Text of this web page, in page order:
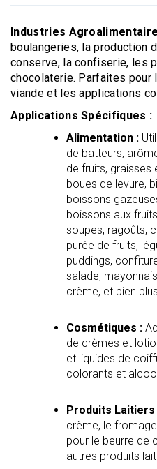
Industries
boulangeries, la production
conserve, la confiserie, les
chocolaterie. Parfaites pour
viande et les applications
Applications Spécifiques :
Alimentation :
de batteurs,
de fruits, graisses
boues de levure,
boissons
boissons aux
soupes, ragoûts,
purée de fruits,
puddings,
salade,
crème, et bien
Cosmétiques :
de crèmes et
et liquides de
colorants et
Produits Laitiers
crème, le
pour le beurre de
autres produits